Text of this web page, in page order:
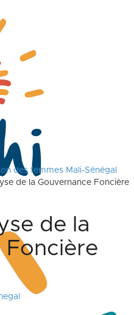
des femmes Mali-Sénégal
de la Gouvernance Foncière
de la
Foncière